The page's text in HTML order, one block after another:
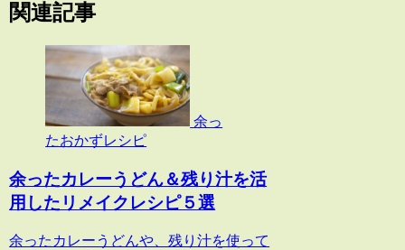
関連記事
余っ
たおかずレシピ
余ったカレーうどん＆残り汁を活
用したリメイクレシピ５選
余ったカレーうどんや、残り汁を使って